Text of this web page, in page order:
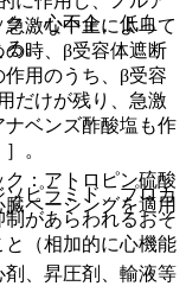
、心不全、低血
る。
：アトロピン硫酸
ペーシングを適用
、昇圧剤、輸液等
激な中止によって
時、β受容体遮断
用のうち、β受容
だけが残り、急激
ベンズ酢酸塩も作
。
ピラミド、プロカ
があらわれるおそ
（相加的に心機能